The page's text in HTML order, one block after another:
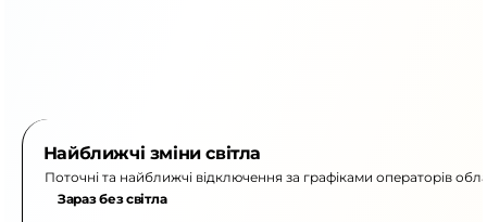
Найближчі зміни світла
Поточні та найближчі відключення за графіками операторів
Зараз без світла